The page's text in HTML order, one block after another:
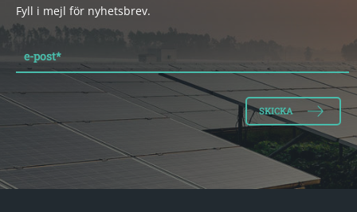
Fyll i mejl för nyhetsbrev.
e-post*